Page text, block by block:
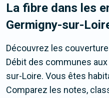
La fibre dans les
Germigny-sur-
Découvrez les
Débit des communes
sur-Loire. Vous êtes
Comparez les notes,